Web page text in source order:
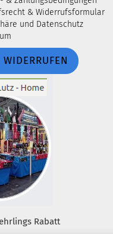
& Widerrufsformular
und Datenschutz
WIDERRUFEN
Rabatt